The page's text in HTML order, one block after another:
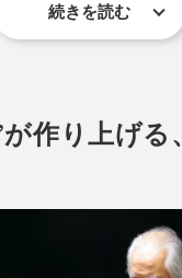
続きを読む
が作り上げる